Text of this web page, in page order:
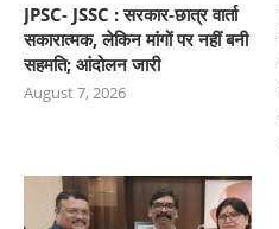
JPSC- JSSC : सरकार-छात्र वार्ता
सकारात्मक, लेकिन मांगों पर नहीं बनी
सहमति; आंदोलन जारी
August 7, 2026